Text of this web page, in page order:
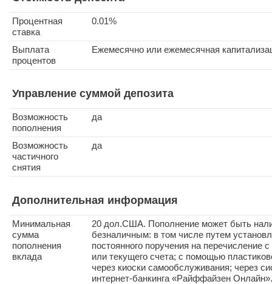
Процентная
ставка
0.01%
Выплата
процентов
Ежемесячно или ежемесячная
Управление суммой депозита
Возможность
пополнения
да
Возможность
частичного
снятия
да
Дополнительная информация
Минимальная
сумма
пополнения
вклада
20 дол.США. Пополнение может быть
безналичным: в том числе путем
постоянного поручения на перечисление с
или текущего счета; с помощью
через киоски самообслуживания; через
интернет-банкинга «Райффайзен Онлайн».